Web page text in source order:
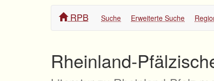
RPB Suche Erweiterte Suche
Rheinland-